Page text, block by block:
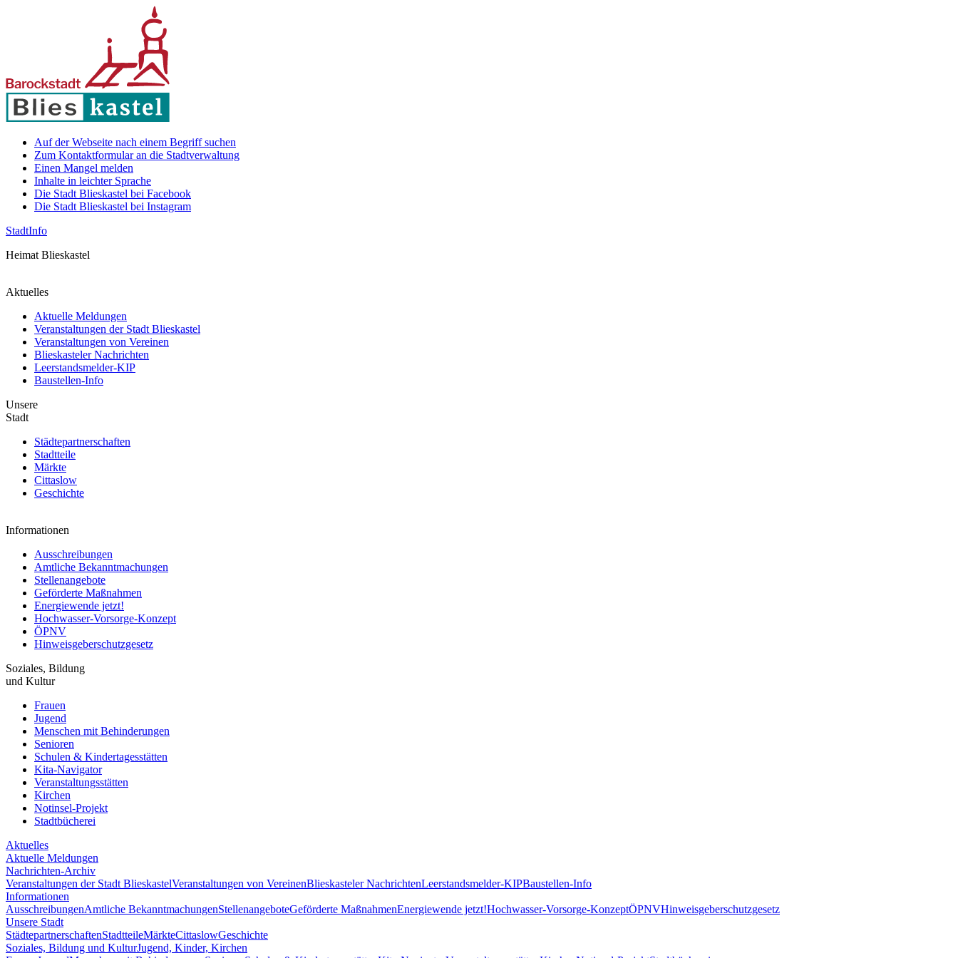
Auf der Webseite nach einem Begriff suchen
Zum Kontaktformular an die Stadtverwaltung
Einen Mangel melden
Inhalte in leichter Sprache
Die Stadt Blieskastel bei Facebook
Die Stadt Blieskastel bei Instagram
StadtInfo
Heimat Blieskastel
Aktuelles
Aktuelle Meldungen
Veranstaltungen der Stadt Blieskastel
Veranstaltungen von Vereinen
Blieskasteler Nachrichten
Leerstandsmelder-KIP
Baustellen-Info
Unsere
Stadt
Städtepartnerschaften
Stadtteile
Märkte
Cittaslow
Geschichte
Informationen
Ausschreibungen
Amtliche Bekanntmachungen
Stellenangebote
Geförderte Maßnahmen
Energiewende jetzt!
Hochwasser-Vorsorge-Konzept
ÖPNV
Hinweisgeberschutzgesetz
Soziales, Bildung
und Kultur
Frauen
Jugend
Menschen mit Behinderungen
Senioren
Schulen & Kindertagesstätten
Kita-Navigator
Veranstaltungsstätten
Kirchen
Notinsel-Projekt
Stadtbücherei
Aktuelles
Aktuelle Meldungen
Nachrichten-Archiv
Veranstaltungen der Stadt BlieskastelVeranstaltungen von VereinenBlieskasteler NachrichtenLeerstandsmelder-KIPBaustellen-Info
Informationen
AusschreibungenAmtliche BekanntmachungenStellenangeboteGeförderte MaßnahmenEnergiewende jetzt!Hochwasser-Vorsorge-KonzeptÖPNVHinweisgeberschutzgesetz
Unsere Stadt
StädtepartnerschaftenStadtteileMärkteCittaslowGeschichte
Soziales, Bildung und KulturJugend, Kinder, Kirchen